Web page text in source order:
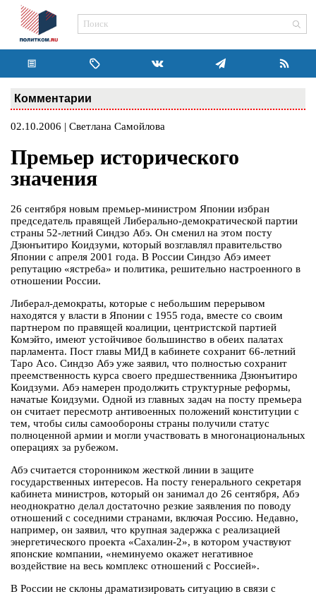
Комментарии
02.10.2006 | Светлана Самойлова
Премьер исторического
значения
26 сентября новым премьер-министром Японии избран
председатель правящей Либерально-демократической партии
страны 52-летний Синдзо Абэ. Он сменил на этом посту
Дзюнъитиро Коидзуми, который возглавлял правительство
Японии с апреля 2001 года. В России Синдзо Абэ имеет
репутацию «ястреба» и политика, решительно настроенного в
отношении России.
Либерал-демократы, которые с небольшим перерывом
находятся у власти в Японии с 1955 года, вместе со своим
партнером по правящей коалиции, центристской партией
Комэйто, имеют устойчивое большинство в обеих палатах
парламента. Пост главы МИД в кабинете сохранит 66-летний
Таро Асо. Синдзо Абэ уже заявил, что полностью сохранит
преемственность курса своего предшественника Дзюнъитиро
Коидзуми. Абэ намерен продолжить структурные реформы,
начатые Коидзуми. Одной из главных задач на посту премьера
он считает пересмотр антивоенных положений конституции с
тем, чтобы силы самообороны страны получили статус
полноценной армии и могли участвовать в многонациональных
операциях за рубежом.
Абэ считается сторонником жесткой линии в защите
государственных интересов. На посту генерального секретаря
кабинета министров, который он занимал до 26 сентября, Абэ
неоднократно делал достаточно резкие заявления по поводу
отношений с соседними странами, включая Россию. Недавно,
например, он заявил, что крупная задержка с реализацией
энергетического проекта «Сахалин-2», в котором участвуют
японские компании, «неминуемо окажет негативное
воздействие на весь комплекс отношений с Россией».
В России не склоны драматизировать ситуацию в связи с